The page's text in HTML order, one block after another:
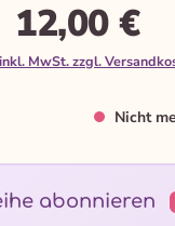
12,00 €
MwSt. zzgl.
Nicht
abonnieren